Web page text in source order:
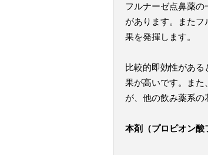
フルナーゼ点鼻薬
があります。また
果を発揮します。
比較的即効性があ
果が高いです。また
が、他の飲み薬系の
本剤（プロピオン酸